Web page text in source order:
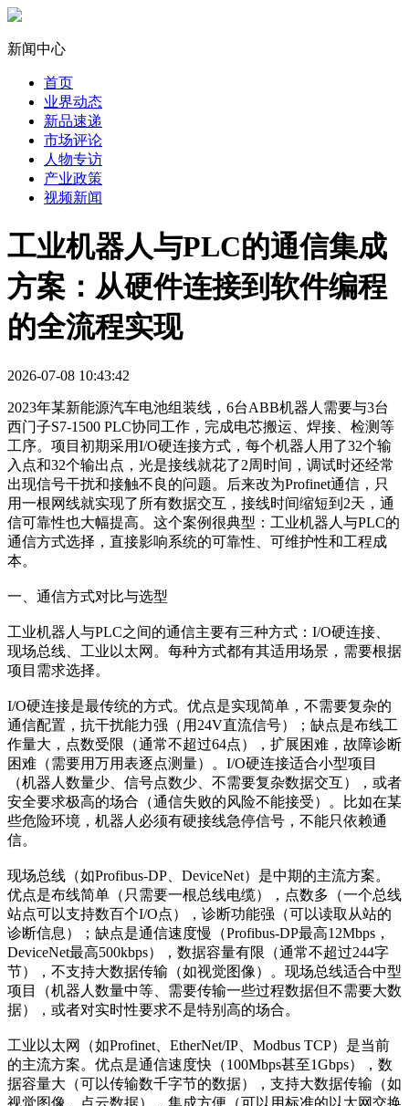
新闻中心
首页
业界动态
新品速递
市场评论
人物专访
产业政策
视频新闻
工业机器人与PLC的通信集成
方案：从硬件连接到软件编程
的全流程实现
2026-07-08 10:43:42
2023年某新能源汽车电池组装线，6台ABB机器人需要与3台
西门子S7-1500 PLC协同工作，完成电芯搬运、焊接、检测等
工序。项目初期采用I/O硬连接方式，每个机器人用了32个输
入点和32个输出点，光是接线就花了2周时间，调试时还经常
出现信号干扰和接触不良的问题。后来改为Profinet通信，只
用一根网线就实现了所有数据交互，接线时间缩短到2天，通
信可靠性也大幅提高。这个案例很典型：工业机器人与PLC的
通信方式选择，直接影响系统的可靠性、可维护性和工程成
本。
一、通信方式对比与选型
工业机器人与PLC之间的通信主要有三种方式：I/O硬连接、
现场总线、工业以太网。每种方式都有其适用场景，需要根据
项目需求选择。
I/O硬连接是最传统的方式。优点是实现简单，不需要复杂的
通信配置，抗干扰能力强（用24V直流信号）；缺点是布线工
作量大，点数受限（通常不超过64点），扩展困难，故障诊断
困难（需要用万用表逐点测量）。I/O硬连接适合小型项目
（机器人数量少、信号点数少、不需要复杂数据交互），或者
安全要求极高的场合（通信失败的风险不能接受）。比如在某
些危险环境，机器人必须有硬接线急停信号，不能只依赖通
信。
现场总线（如Profibus-DP、DeviceNet）是中期的主流方案。
优点是布线简单（只需要一根总线电缆），点数多（一个总线
站点可以支持数百个I/O点），诊断功能强（可以读取从站的
诊断信息）；缺点是通信速度慢（Profibus-DP最高12Mbps，
DeviceNet最高500kbps），数据容量有限（通常不超过244字
节），不支持大数据传输（如视觉图像）。现场总线适合中型
项目（机器人数量中等、需要传输一些过程数据但不需要大数
据），或者对实时性要求不是特别高的场合。
工业以太网（如Profinet、EtherNet/IP、Modbus TCP）是当前
的主流方案。优点是通信速度快（100Mbps甚至1Gbps），数
据容量大（可以传输数千字节的数据），支持大数据传输（如
视觉图像、点云数据），集成方便（可以用标准的以太网交换